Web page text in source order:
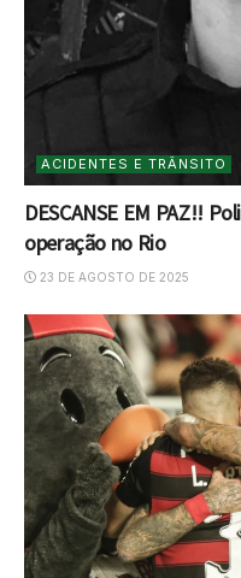
ACIDENTES E TRÂNSITO
DESCANSE EM PAZ!!
operação no Rio
23 DE AGOSTO DE 2025